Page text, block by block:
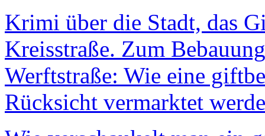
Krimi über die Stadt, das
Kreisstraße. Zum
Werftstraße: Wie eine
Rücksicht vermarktet